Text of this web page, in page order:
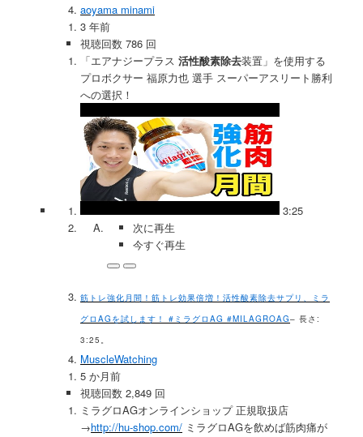
aoyama minami
3 年前
視聴回数 786 回
「エアナジープラス活性酸素除去装置」を使用する
プロボクサー 福原力也 選手 スーパーアスリート勝利
への選択！
3:25
次に再生
今すぐ再生
筋トレ強化月間！筋トレ効果倍増！活性酸素除去サプリ、ミラ
グロAGを試します！ #ミラグロAG #MILAGROAG– 長さ:
3:25。
MuscleWatching
5 か月前
視聴回数 2,849 回
ミラグロAGオンラインショップ 正規取扱店
→http://hu-shop.com/ ミラグロAGを飲めば筋肉痛が